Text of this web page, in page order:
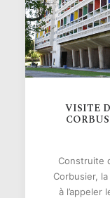
VISITE
Construite
Corbusier,
à l’appeler